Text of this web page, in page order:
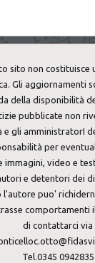
sito non costituisce
Gli aggiornamenti
della disponibilità
pubblicate non
e gli amministratorI
per
immagini, video e
e detentori dei
l'autore puo'
comportamenti
di contattarci via
Tel.0345 0942835